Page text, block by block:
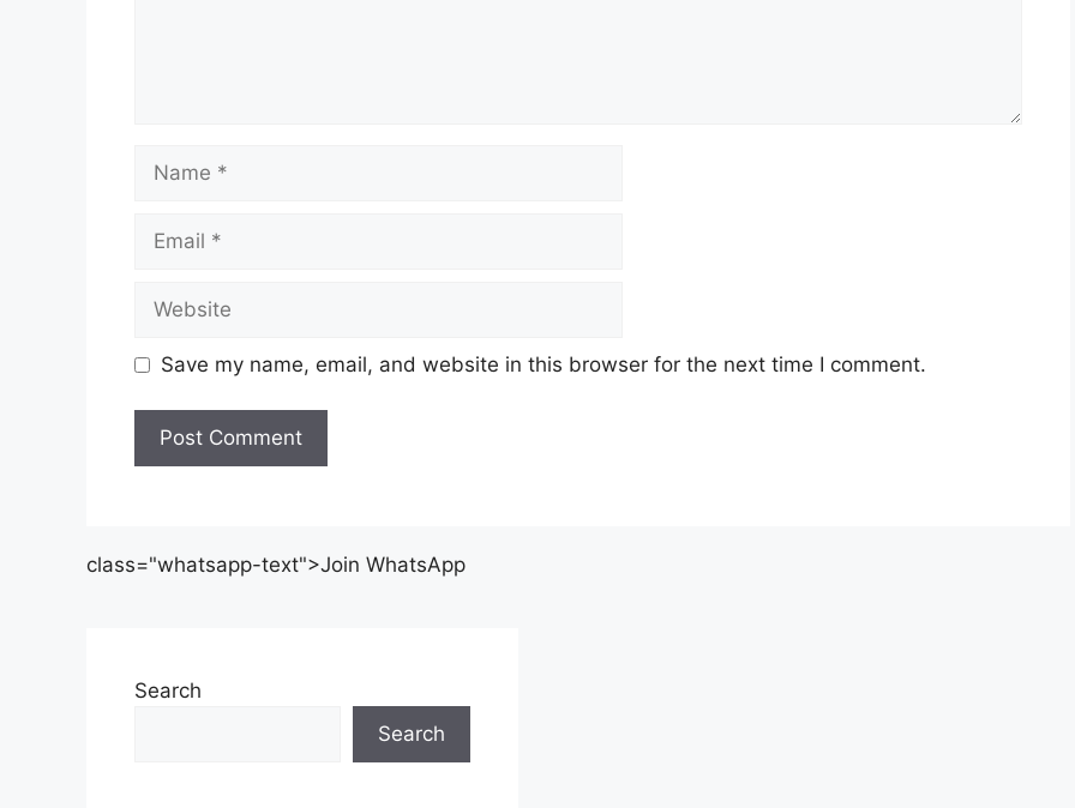
Save my name, email, and website in this browser for the next time I comment.
class="whatsapp-text">Join WhatsApp
Search
Search